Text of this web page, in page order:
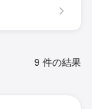
9 件の結果